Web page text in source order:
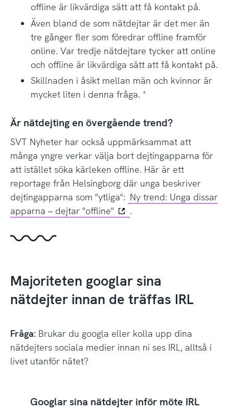
offline är likvärdiga sätt att få kontakt på.
Även bland de som nätdejtar är det mer än
tre gånger fler som föredrar offline framför
online. Var tredje nätdejtare tycker att online
och offline är likvärdiga sätt att få kontakt på.
Skillnaden i åsikt mellan män och kvinnor är
mycket liten i denna fråga. *
Är nätdejting en övergående trend?
SVT Nyheter har också uppmärksammat att
många yngre verkar välja bort dejtingapparna för
att istället söka kärleken offline. Här är ett
reportage från Helsingborg där unga beskriver
dejtingapparna som "ytliga": Ny trend: Unga dissar
apparna – dejtar "offline"
.
Majoriteten googlar sina
nätdejter innan de träffas IRL
Fråga:Brukar du googla eller kolla upp dina
nätdejters sociala medier innan ni ses IRL, alltså i
livet utanför nätet?
Googlar sina nätdejter inför möte IRL